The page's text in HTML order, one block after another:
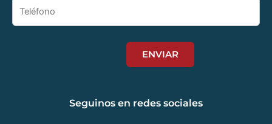
Seguinos en redes sociales